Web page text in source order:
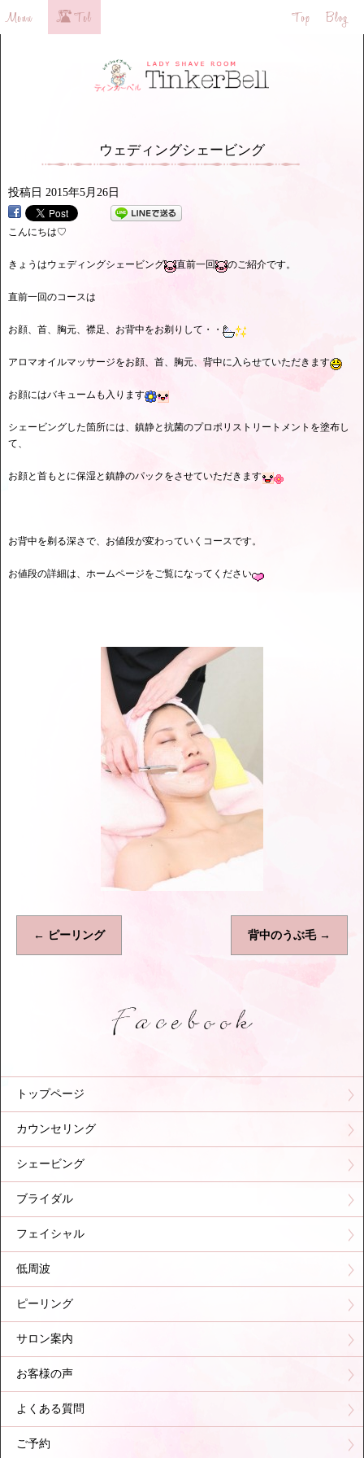
ウェディングシェービング
投稿日 2015年5月26日
こんにちは♡
きょうはウェディングシェービング 直前一回 のご紹介です。
直前一回のコースは
お顔、首、胸元、襟足、お背中をお剃りして・・
アロマオイルマッサージをお顔、首、胸元、背中に入らせていただきます
お顔にはバキュームも入ります
シェービングした箇所には、鎮静と抗菌のプロポリストリートメントを塗布し
て、
お顔と首もとに保湿と鎮静のパックをさせていただきます
お背中を剃る深さで、お値段が変わっていくコースです。
お値段の詳細は、ホームページをご覧になってください
← ピーリング 背中のうぶ毛 →
トップページ
カウンセリング
シェービング
ブライダル
フェイシャル
低周波
ピーリング
サロン案内
お客様の声
よくある質問
ご予約